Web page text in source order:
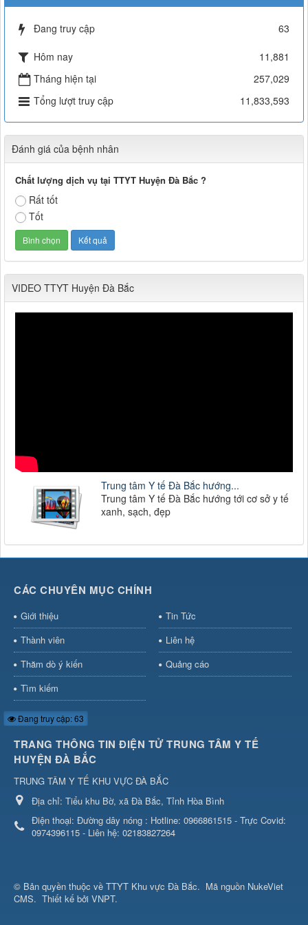
Đang truy cập 63
Hôm nay
11,881
Tháng hiện tại
257,029
Tổng lượt truy cập
11,833,593
Đánh giá của bệnh nhân
Chất lượng dịch vụ tại TTYT Huyện Đà Bắc ?
Rất tốt
Tốt
VIDEO TTYT Huyện Đà Bắc
Trung tâm Y tế Đà Bắc hướng...
Trung tâm Y tế Đà Bắc hướng tới cơ sở y tế
xanh, sạch, đẹp
CÁC CHUYÊN MỤC CHÍNH
Giới thiệu
Tin Tức
Thành viên
Liên hệ
Thăm dò ý kiến
Quảng cáo
Tìm kiếm
Đang truy cập: 63
TRANG THÔNG TIN ĐIỆN TỬ TRUNG TÂM Y TẾ
HUYỆN ĐÀ BẮC
TRUNG TÂM Y TẾ KHU VỰC ĐÀ BẮC
Địa chỉ: Tiểu khu Bờ, xã Đà Bắc, Tỉnh Hòa Bình
Điện thoại: Đường dây nóng : Hotline: 0966861515 - Trực Covid:
0974396115 - Liên hệ: 02183827264
© Bản quyền thuộc về TTYT Khu vực Đà Bắc. Mã nguồn NukeViet
CMS. Thiết kế bởi VNPT.